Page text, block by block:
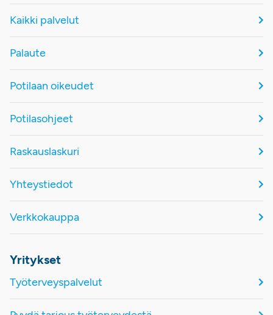
Kaikki palvelut
Palaute
Potilaan oikeudet
Potilasohjeet
Raskauslaskuri
Yhteystiedot
Verkkokauppa
Yritykset
Työterveyspalvelut